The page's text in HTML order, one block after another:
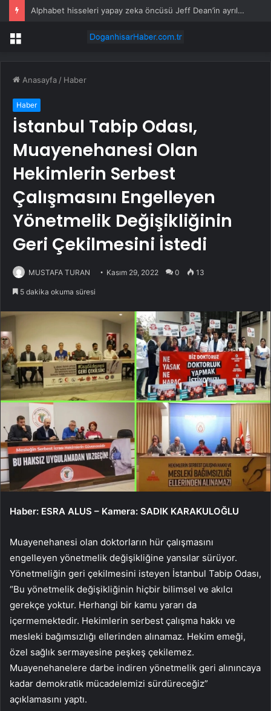
Alphabet hisseleri yapay zeka öncüsü Jeff Dean’in ayrılmasıyla %5 düştü
Menü
Anasayfa / Haber
Haber
İstanbul Tabip Odası,
Muayenehanesi Olan
Hekimlerin Serbest
Çalışmasını Engelleyen
Yönetmelik Değişikliğinin
Geri Çekilmesini İstedi
MUSTAFA TURAN Kasım 29, 2022 0 13
5 dakika okuma süresi
Haber: ESRA ALUS – Kamera: SADIK KARAKULOĞLU
Muayenehanesi olan doktorların hür çalışmasını
engelleyen yönetmelik değişikliğine yansılar sürüyor.
Yönetmeliğin geri çekilmesini isteyen İstanbul Tabip Odası,
“Bu yönetmelik değişikliğinin hiçbir bilimsel ve akılcı
gerekçe yoktur. Herhangi bir kamu yararı da
içermemektedir. Hekimlerin serbest çalışma hakkı ve
mesleki bağımsızlığı ellerinden alınamaz. Hekim emeği,
özel sağlık sermayesine peşkeş çekilemez.
Muayenehanelere darbe indiren yönetmelik geri alınıncaya
kadar demokratik mücadelemizi sürdüreceğiz”
açıklamasını yaptı.